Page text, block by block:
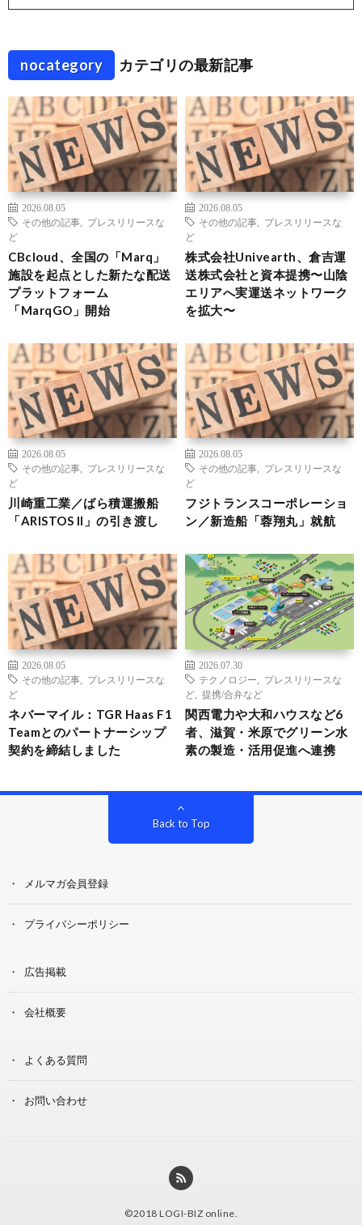
nocategory カテゴリの最新記事
2026.08.05
その他の記事
プレスリリースな
ど
CBcloud、全国の「Marq」
施設を起点とした新たな配送
プラットフォーム
「MarqGO」開始
2026.08.05
その他の記事
プレスリリースな
ど
株式会社Univearth、倉吉運
送株式会社と資本提携〜山陰
エリアへ実運送ネットワーク
を拡大〜
2026.08.05
その他の記事
プレスリリースな
ど
川崎重工業／ばら積運搬船
「ARISTOS II」の引き渡し
2026.08.05
その他の記事
プレスリリースな
ど
フジトランスコーポレーショ
ン／新造船「蓉翔丸」就航
2026.08.05
その他の記事
プレスリリースな
ど
ネバーマイル：TGR Haas F1
Teamとのパートナーシップ
契約を締結しました
2026.07.30
テクノロジー
プレスリリースな
ど
提携/合弁など
関西電力や大和ハウスなど6
者、滋賀・米原でグリーン水
素の製造・活用促進へ連携
Back to Top
メルマガ会員登録
プライバシーポリシー
広告掲載
会社概要
よくある質問
お問い合わせ
©2018 LOGI-BIZ online